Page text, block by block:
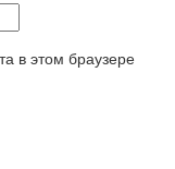
в этом браузере